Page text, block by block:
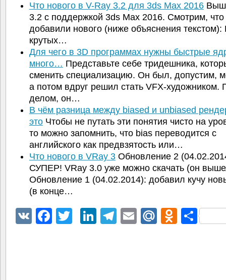
Что нового в V-Ray 3.2 для 3ds Max 2016
3.2 с поддержкой 3ds Max 2016. Смотрим, что
добавили нового (ниже объяснения
крутых…
Для чего в 3D программах нужны быстрые
много… Представьте себе тридешника,
сменить специализацию. Он был, допустим,
а потом вдруг решил стать VFX-художником.
делом, он…
В чём разница между biased и unbiased
этоЧтобы не путать эти понятия чисто на
то можно запомнить, что bias переводится с
английского как предвзятость или…
Что нового в VRay 3Обновление 2
СУПЕР! VRay 3.0 уже можно скачать (он
Обновление 1 (04.02.2014): добавил кучу
(в конце…
VK Facebook
TwitterLinkedIn
Telegram
EmailMail.Ru